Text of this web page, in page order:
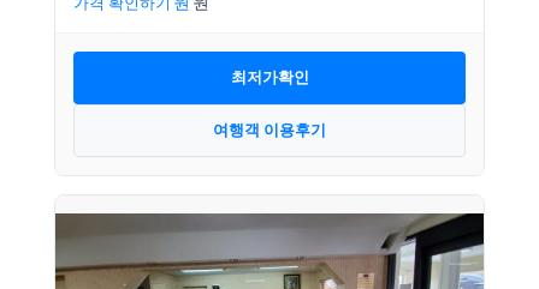
최저가확인
여행객 이용후기